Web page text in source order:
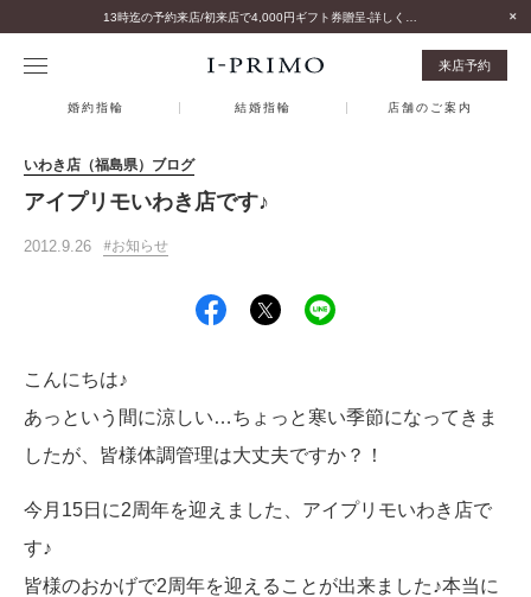
来店予約
婚約指輪 結婚指輪 店舗のご案内
いわき店（福島県）ブログ
アイプリモいわき店です♪
2012.9.26 お知らせ
こんにちは♪
あっという間に涼しい…ちょっと寒い季節になってきま
したが、皆様体調管理は大丈夫ですか？！
今月15日に2周年を迎えました、 アイプリモいわき店で
す♪
皆様のおかげで2周年を迎えることが出来ました♪本当に